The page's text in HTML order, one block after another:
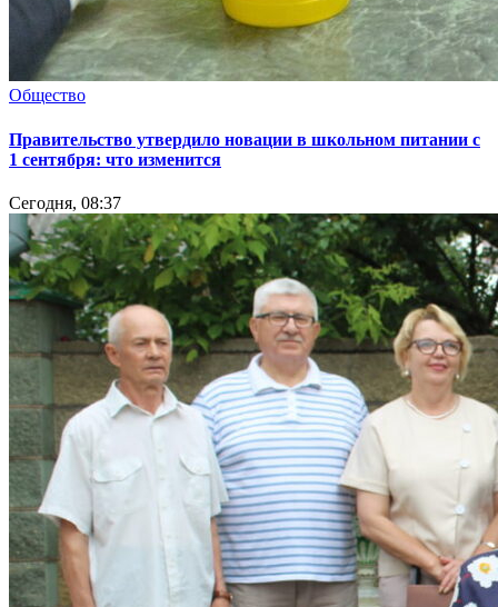
Общество
Правительство утвердило новации в школьном питании с
1 сентября: что изменится
Сегодня, 08:37